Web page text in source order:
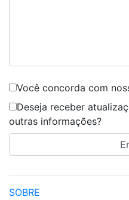
Você concorda com
Deseja receber
outras informações?
SOBRE